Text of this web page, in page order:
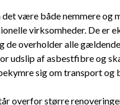
være både nemmere og
virksomheder. De er
de overholder alle
udslip af asbestfibre og
sig om transport
overfor større